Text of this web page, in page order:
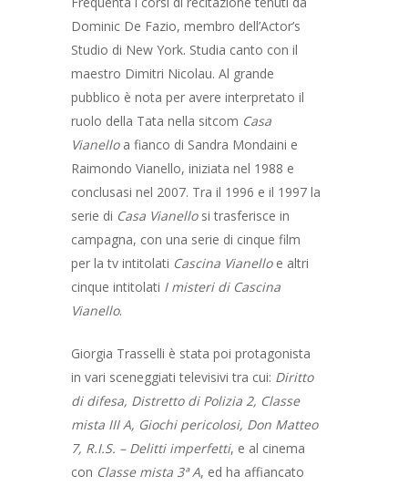
Dominic De Fazio, membro dell’Actor’s
Studio di New York. Studia canto con il
maestro Dimitri Nicolau. Al grande
pubblico è nota per avere interpretato il
ruolo della Tata nella sitcom Casa
Vianelloa fianco di Sandra Mondaini e
Raimondo Vianello, iniziata nel 1988 e
conclusasi nel 2007. Tra il 1996 e il 1997 la
serie di Casa Vianellosi trasferisce in
campagna, con una serie di cinque film
per la tv intitolati Cascina Vianelloe altri
cinque intitolati I misteri di Cascina
Vianello.
Giorgia Trasselli è stata poi protagonista
in vari sceneggiati televisivi tra cui: Diritto
di difesa, Distretto di Polizia 2, Classe
mista III A, Giochi pericolosi, Don Matteo
7, R.I.S. – Delitti imperfetti, e al cinema
con Classe mista 3ª A, ed ha affiancato